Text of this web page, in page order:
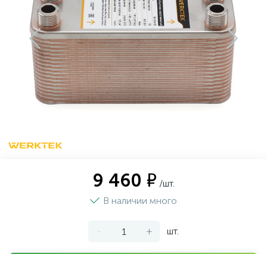
9 460 ₽ /шт.
В наличии много
- + шт.